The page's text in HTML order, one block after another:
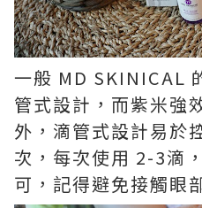
一般 MD SKINICAL
管式設計，而紫米強
外，滴管式設計易於
次，每次使用 2-3滴
可，記得避免接觸眼